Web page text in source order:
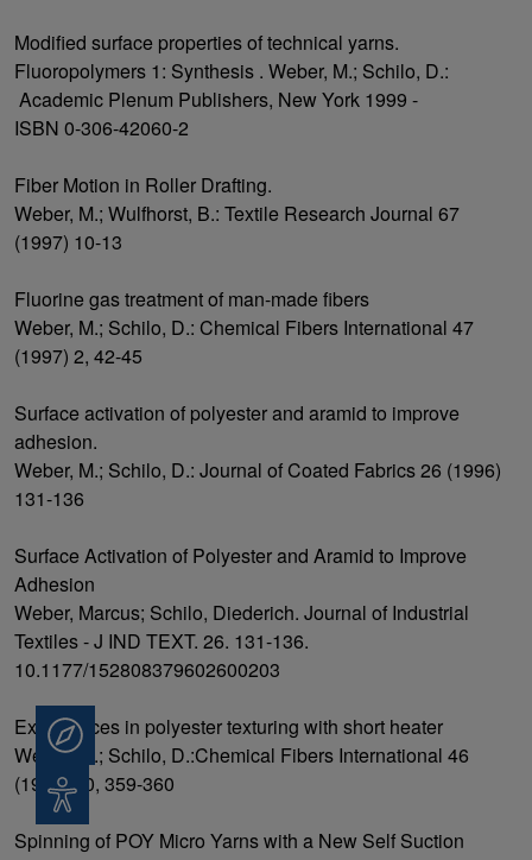
Modified surface properties of technical yarns.
Fluoropolymers 1: Synthesis . Weber, M.; Schilo, D.:
Academic Plenum Publishers, New York 1999 -
ISBN 0-306-42060-2
Fiber Motion in Roller Drafting.
Weber, M.; Wulfhorst, B.: Textile Research Journal 67
(1997) 10-13
Fluorine gas treatment of man-made fibers
Weber, M.; Schilo, D.: Chemical Fibers International 47
(1997) 2, 42-45
Surface activation of polyester and aramid to improve
adhesion.
Weber, M.; Schilo, D.: Journal of Coated Fabrics 26 (1996)
131-136
Surface Activation of Polyester and Aramid to Improve
Adhesion
Weber, Marcus; Schilo, Diederich. Journal of Industrial
Textiles - J IND TEXT. 26. 131-136.
10.1177/152808379602600203
Experiences in polyester texturing with short heater
Weber, M.; Schilo, D.:Chemical Fibers International 46
(1996) 10, 359-360
Spinning of POY Micro Yarns with a New Self Suction
Beratung
Barrierefreiheit